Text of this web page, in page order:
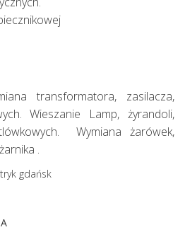
transformatora, zasilacza,
Wieszanie Lamp, żyrandoli,
Wymiana żarówek,
.